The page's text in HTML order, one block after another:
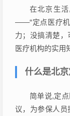
在北京生
——“定点医疗机
力；没搞清楚
医疗机构的实用
什么是北京
简单说,定
议，为参保人员